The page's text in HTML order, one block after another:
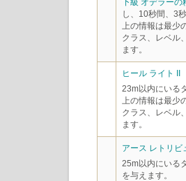
下級 オデラーの
し、10秒間、3
上の情報は最少
クラス、レベル
ます。
ヒール ライト II
23m以内にいる
上の情報は最少
クラス、レベル
ます。
アース レトリビ
25m以内にいる
を与えます。